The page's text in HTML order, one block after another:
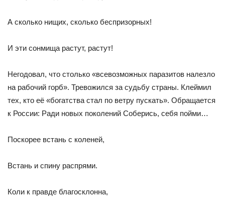
А сколько нищих, сколько беспризорных!
И эти сонмища растут, растут!
Негодовал, что столько «всевозможных паразитов налезло
на рабочий горб». Тревожился за судьбу страны. Клеймил
тех, кто её «богатства стал по ветру пускать». Обращается
к России: Ради новых поколений Соберись, себя пойми…
Поскорее встань с коленей,
Встань и спину распрями.
Коли к правде благосклонна,